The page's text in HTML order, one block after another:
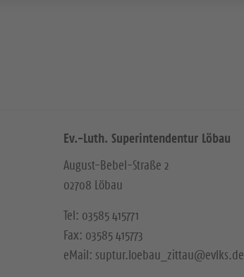
Ev.-Luth. Superintendentur Löbau
August-Bebel-Straße 2
02708 Löbau
Tel: 03585 415771
Fax: 03585 415773
eMail: suptur.loebau_zittau@evlks.de